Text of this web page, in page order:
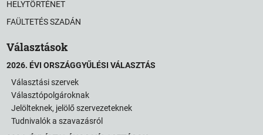
HELYTÖRTÉNET
FAÜLTETÉS SZADÁN
Választások
2026. ÉVI ORSZÁGGYŰLÉSI VÁLASZTÁS
Választási szervek
Választópolgároknak
Jelölteknek, jelölő szervezeteknek
Tudnivalók a szavazásról